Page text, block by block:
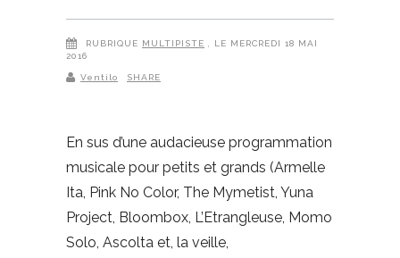
RUBRIQUE MULTIPISTE
, LE MERCREDI 18 MAI
2016
Ventilo SHARE
En sus d’une audacieuse programmation
musicale pour petits et grands (Armelle
Ita, Pink No Color, The Mymetist, Yuna
Project, Bloombox, L’Etrangleuse, Momo
Solo, Ascolta et, la veille,